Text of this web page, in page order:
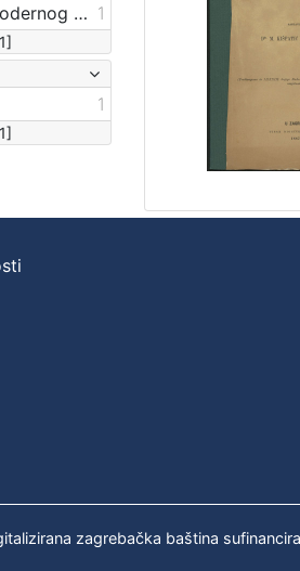
Zagreb na pragu modernog doba 1
1
zagrebačka baština